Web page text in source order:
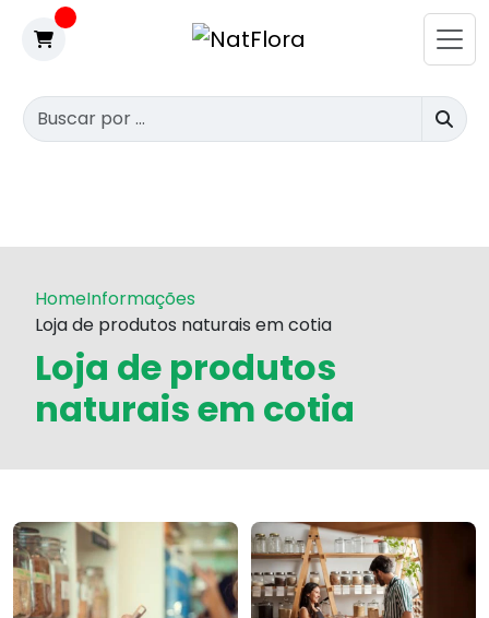
HomeInformações
Loja de produtos naturais em cotia
Loja de produtos
naturais em cotia